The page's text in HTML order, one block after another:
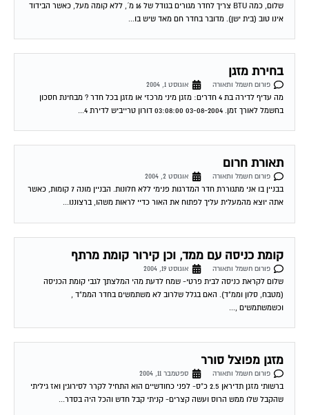
אינו טוב (בית ישן). מדובר בחדר חם מאד שיש בו...
בחירת מזגן
פורום חשמל ותאורה
מה עדיף לדירה בת 4 חדרים: מזגן מיני מרכזי או מזגן בכל חדר ? מבחינת חסכון
בחשמל לאורך זמן. 03-08-2004 03:08:00 דורון טרייביש לדירת 4...
תאורת חרום
פורום חשמל ותאורה
אתה יוצא מהמעלית עליך לפתוח את האור כדיי לראות משהו, ברצוננו...
קומת כניסה עם ממד, וכן קירור קומת מרתף
פורום חשמל ותאורה
אוגוסט 19, 2004
שלום לקראת כניסה לבית פרטי- שמח לדעת מהי המלצתך לגבי קומת הכניסה
(מטבח, סלון וממ"ד). האם בגלל שלרוב לא משתמשים בחדר הממ"ד ,
וכשמשתמשים ,...
מזגן מפוצל סורר
פורום חשמל ותאורה
ברשותי מזגן תדיראן 2.5 כ"ס- לפני כחודשיים הוא התחיל לקרר לסירוגין ואז גיליתי
שהקבל שלו ממש הרוס ועשה קצרים- קניתי קבל חדש והכל היה בסדר...